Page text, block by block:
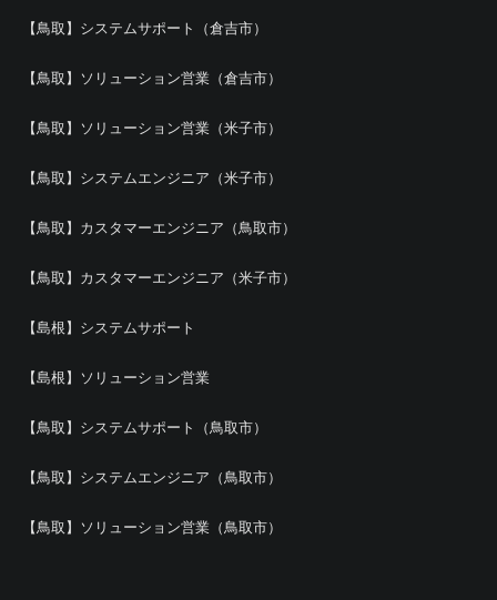
【鳥取】システムサポート（倉吉市）
【鳥取】ソリューション営業（倉吉市）
【鳥取】ソリューション営業（米子市）
【鳥取】システムエンジニア（米子市）
【鳥取】カスタマーエンジニア（鳥取市）
【鳥取】カスタマーエンジニア（米子市）
【島根】システムサポート
【島根】ソリューション営業
【鳥取】システムサポート（鳥取市）
【鳥取】システムエンジニア（鳥取市）
【鳥取】ソリューション営業（鳥取市）